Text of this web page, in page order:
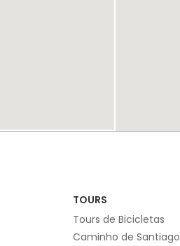
TOURS
Tours de Bicicletas
Caminho de Santiago